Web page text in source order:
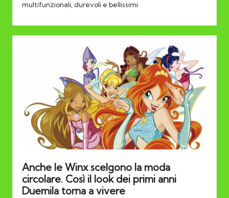
multifunzionali, durevoli e bellissimi
Anche le Winx scelgono la moda
circolare. Così il look dei primi anni
Duemila torna a vivere